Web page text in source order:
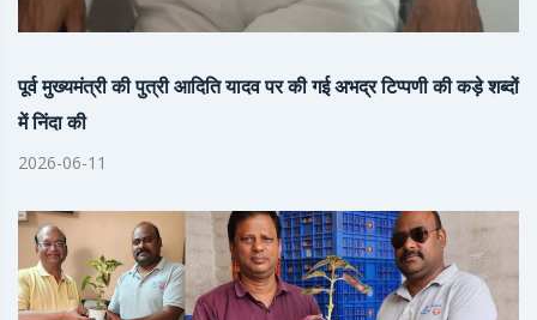
पूर्व मुख्यमंत्री की पुत्री आदिति यादव पर की गई अभद्र टिप्पणी की कड़े शब्दों
में निंदा की
2026-06-11